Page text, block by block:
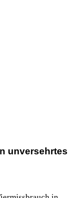
unversehrtes